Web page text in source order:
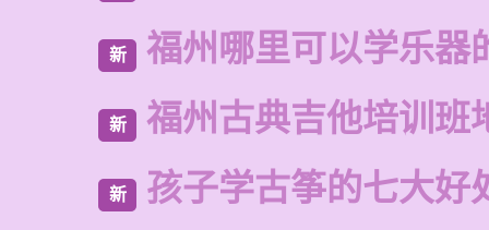
新 福州哪里可以学乐器
新 福州古典吉他培训班
新 孩子学古筝的七大好